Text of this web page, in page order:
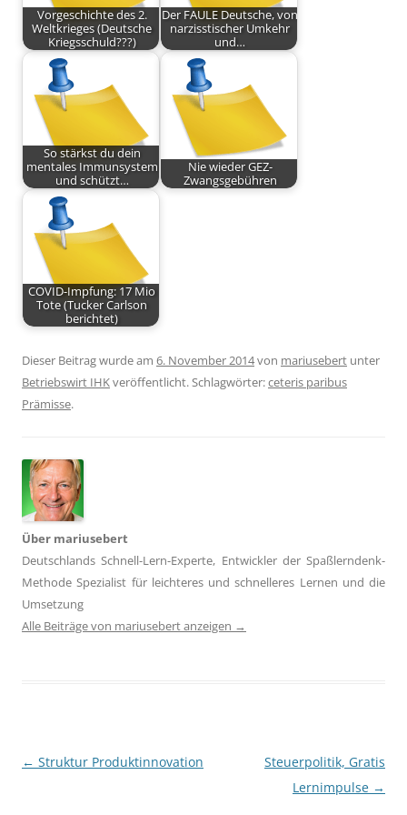
Vorgeschichte des 2.
Weltkrieges (Deutsche
Kriegsschuld???)
Der FAULE Deutsche, von
narzisstischer Umkehr
und…
So stärkst du dein
mentales Immunsystem
und schützt…
Nie wieder GEZ-
Zwangsgebühren
COVID-Impfung: 17 Mio
Tote (Tucker Carlson
berichtet)
Dieser Beitrag wurde am 6. November 2014von mariusebert unter
Betriebswirt IHKveröffentlicht. Schlagwörter:ceteris paribus
Prämisse.
Über mariusebert
Deutschlands Schnell-Lern-Experte, Entwickler der Spaßlerndenk-
Methode Spezialist für leichteres und schnelleres Lernen und die
Umsetzung
Alle Beiträge von mariusebert anzeigen →
Beitragsnavigation
← Struktur Produktinnovation
Steuerpolitik, Gratis
Lernimpulse →